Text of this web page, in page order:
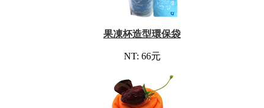
果凍杯造型環保袋
NT: 66元